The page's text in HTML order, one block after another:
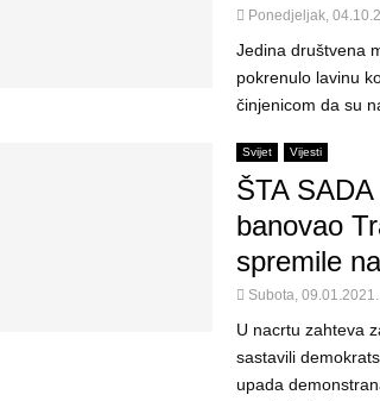
Ponedjeljak,
Jedina društvena
pokrenulo lavinu
činjenicom da su
Svijet Vijesti
ŠTA
banovao
spremile
Subota, 09.01.2021.
U nacrtu zahteva
sastavili
upada